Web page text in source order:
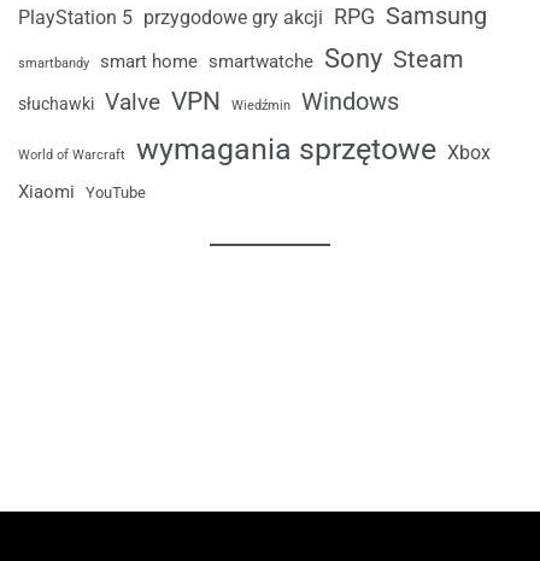
PlayStation 5 przygodowe gry akcji RPG Samsung
smartbandy smart home smartwatche Sony Steam
słuchawki Valve VPN Wiedźmin Windows
World of Warcraft wymagania sprzętowe Xbox
Xiaomi YouTube